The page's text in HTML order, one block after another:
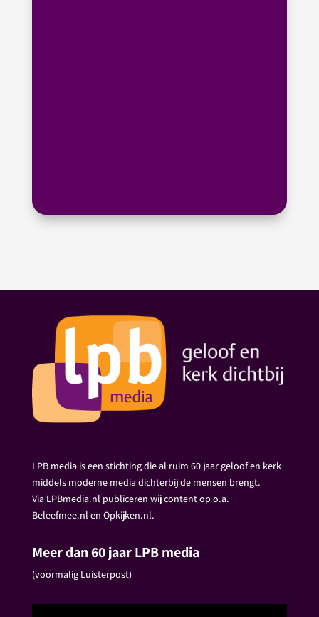
LPB media is een stichting die al ruim 60 jaar geloof en kerk
middels moderne media dichterbij de mensen brengt.
Via LPBmedia.nl publiceren wij content op o.a.
Beleefmee.nl en Opkijken.nl.
Meer dan 60 jaar LPB media
(voormalig Luisterpost)